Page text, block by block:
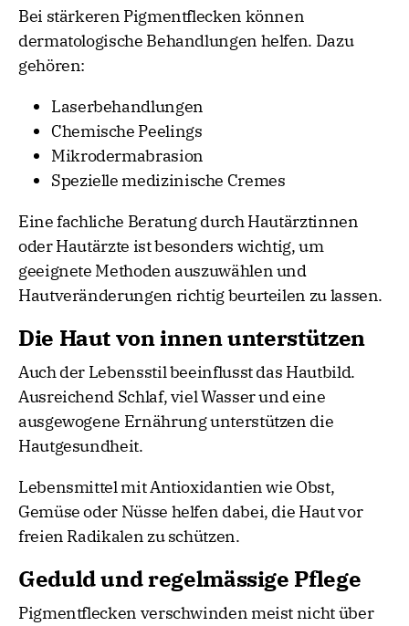
Bei stärkeren Pigmentflecken können
dermatologische Behandlungen helfen. Dazu
gehören:
Laserbehandlungen
Chemische Peelings
Mikrodermabrasion
Spezielle medizinische Cremes
Eine fachliche Beratung durch Hautärztinnen
oder Hautärzte ist besonders wichtig, um
geeignete Methoden auszuwählen und
Hautveränderungen richtig beurteilen zu lassen.
Die Haut von innen unterstützen
Auch der Lebensstil beeinflusst das Hautbild.
Ausreichend Schlaf, viel Wasser und eine
ausgewogene Ernährung unterstützen die
Hautgesundheit.
Lebensmittel mit Antioxidantien wie Obst,
Gemüse oder Nüsse helfen dabei, die Haut vor
freien Radikalen zu schützen.
Geduld und regelmässige Pflege
Pigmentflecken verschwinden meist nicht über